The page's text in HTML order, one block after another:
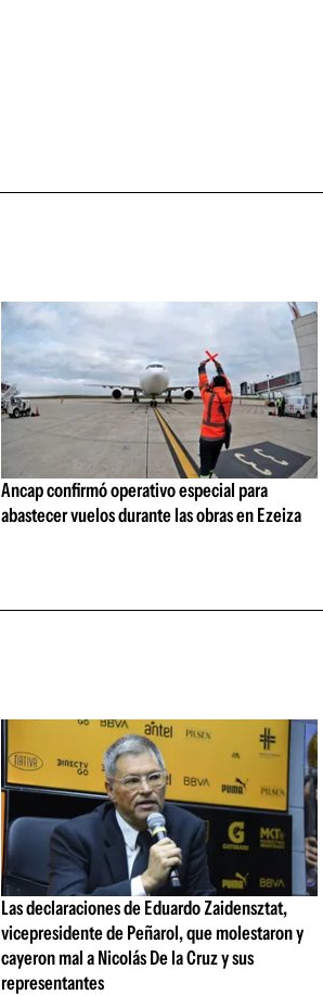
Ancap confirmó operativo especial para
abastecer vuelos durante las obras en Ezeiza
Las declaraciones de Eduardo Zaidensztat,
vicepresidente de Peñarol, que molestaron y
cayeron mal a Nicolás De la Cruz y sus
representantes